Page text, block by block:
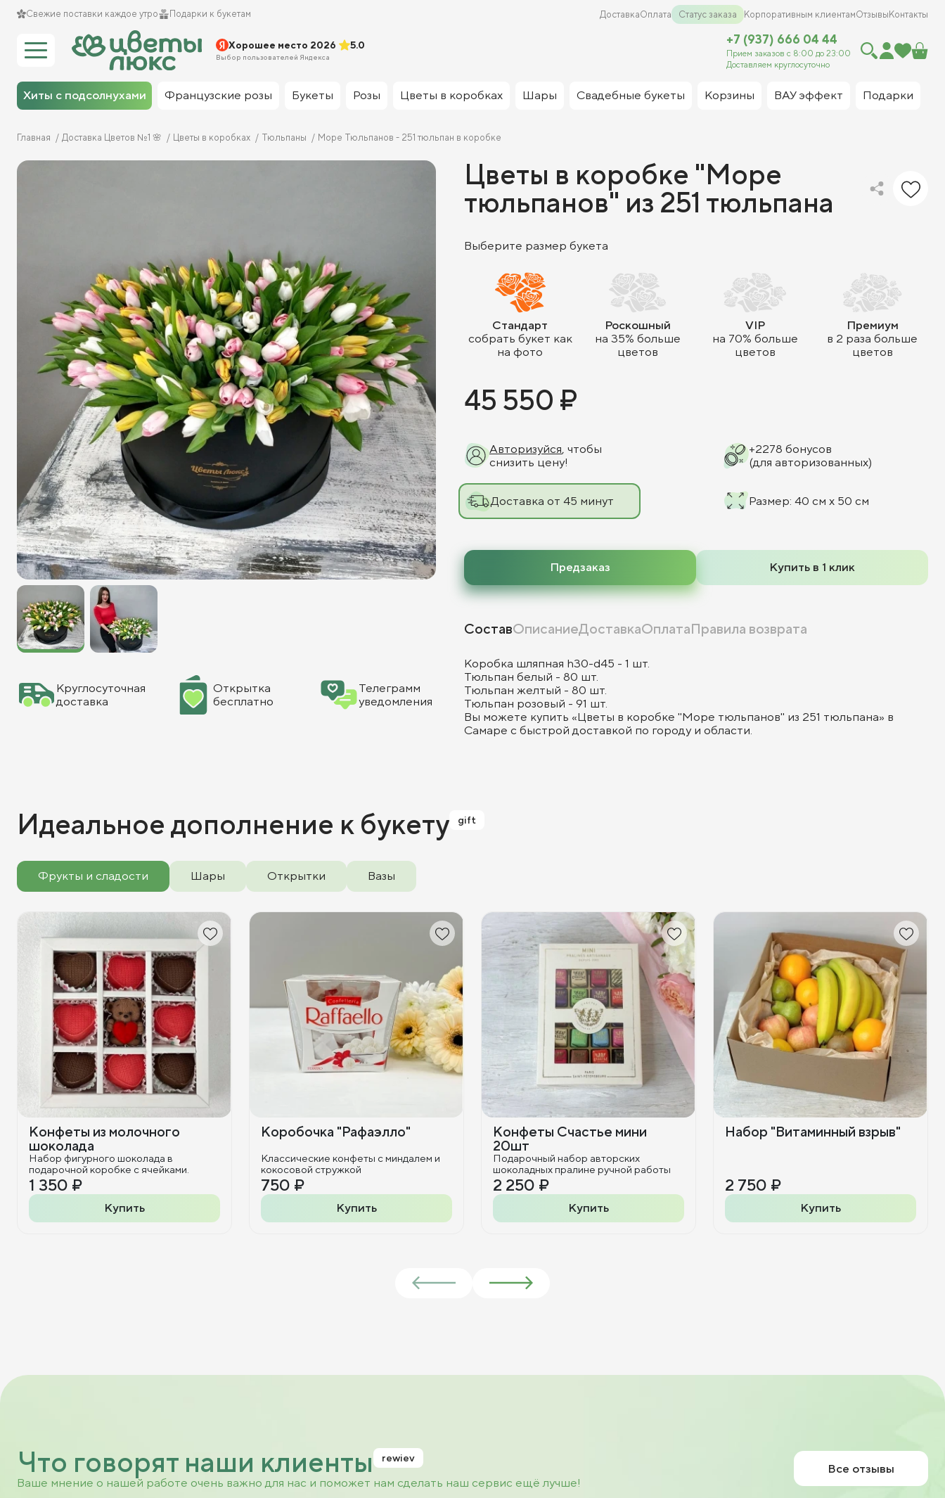
Свежие поставки каждое утро Подарки к букетам ДоставкаОплата Статус заказа Корпоративным клиентамОтзывы Контакты
Хорошее место 2026 5.0
Выбор пользователей Яндекса
+7 (937) 666 04 44
Прием заказов с 8:00 до 23:00
Доставляем круглосуточно
Хиты с подсолнухами Французские розы Букеты Розы Цветы в коробках Шары Свадебные букеты Корзины ВАУ эффект Подарки
Главная Доставка Цветов №1 🌸 Цветы в коробках Тюльпаны Море Тюльпанов - 251 тюльпан в коробке
Круглосуточная
доставка
Открытка
бесплатно
Телеграмм
уведомления
Цветы в коробке "Море
тюльпанов" из 251 тюльпана
Выберите размер букета
Стандарт
собрать букет как
на фото
Роскошный
на 35% больше
цветов
VIP
на 70% больше
цветов
Премиум
в 2 раза больше
цветов
45 550 ₽
Авторизуйся, чтобы
снизить цену!
+2278 бонусов
(для авторизованных)
Доставка от 45 минут Размер: 40 см x 50 см
Предзаказ Купить в 1 клик
СоставОписаниеДоставкаОплатаПравила возврата
Коробка шляпная h30-d45 - 1 шт.
Тюльпан белый - 80 шт.
Тюльпан желтый - 80 шт.
Тюльпан розовый - 91 шт.
Вы можете купить «Цветы в коробке "Море тюльпанов" из 251 тюльпана» в
Самаре с быстрой доставкой по городу и области.
Идеальное дополнение к букету gift
Фрукты и сладости Шары Открытки Вазы
Конфеты из молочного
шоколада
Набор фигурного шоколада в
подарочной коробке с ячейками.
1 350 ₽
Купить
Коробочка "Рафаэлло"
Классические конфеты с миндалем и
кокосовой стружкой
750 ₽
Купить
Конфеты Счастье мини
20шт
Подарочный набор авторских
шоколадных пралине ручной работы
2 250 ₽
Купить
Набор "Витаминный взрыв"
2 750 ₽
Купить
Что говорят наши клиенты rewiev
Ваше мнение о нашей работе очень важно для нас и поможет нам сделать наш сервис ещё лучше!
Все отзывы